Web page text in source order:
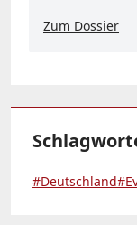
Zum Dossier
#Deutschland